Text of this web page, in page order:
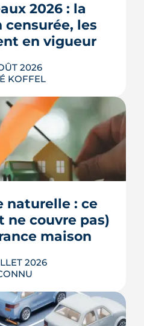
2026 : la
censurée, les
en vigueur
2026
KOFFEL
faibles émissions a
2026, avant
Conseil
vignette Crit'Air
dans l'intra-rocade.
naturelle : ce
ne couvre pas)
maison
2026